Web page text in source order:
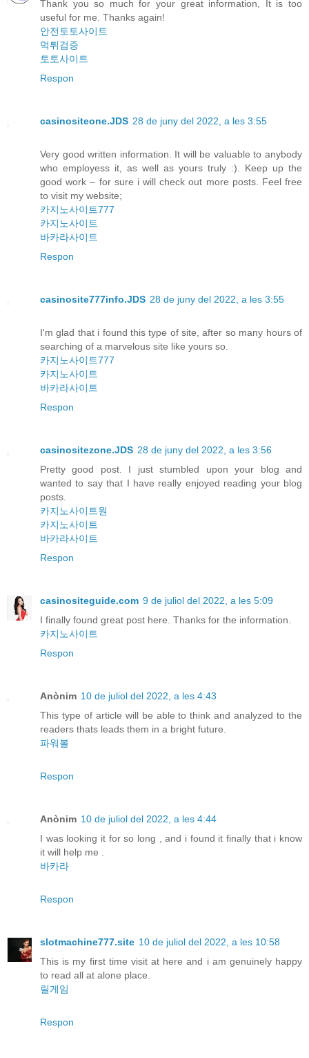
Thank you so much for your great information, It is too
useful for me. Thanks again!
안전토토사이트
먹튀검증
토토사이트
Respon
casinositeone.JDS 28 de juny del 2022, a les 3:55
Very good written information. It will be valuable to anybody
who employess it, as well as yours truly :). Keep up the
good work – for sure i will check out more posts. Feel free
to visit my website;
카지노사이트777
카지노사이트
바카라사이트
Respon
casinosite777info.JDS 28 de juny del 2022, a les 3:55
I'm glad that i found this type of site, after so many hours of
searching of a marvelous site like yours so.
카지노사이트777
카지노사이트
바카라사이트
Respon
casinositezone.JDS 28 de juny del 2022, a les 3:56
Pretty good post. I just stumbled upon your blog and
wanted to say that I have really enjoyed reading your blog
posts.
카지노사이트원
카지노사이트
바카라사이트
Respon
casinositeguide.com 9 de juliol del 2022, a les 5:09
I finally found great post here. Thanks for the information.
카지노사이트
Respon
Anònim 10 de juliol del 2022, a les 4:43
This type of article will be able to think and analyzed to the
readers thats leads them in a bright future.
파워볼
Respon
Anònim 10 de juliol del 2022, a les 4:44
I was looking it for so long , and i found it finally that i know
it will help me .
바카라
Respon
slotmachine777.site 10 de juliol del 2022, a les 10:58
This is my first time visit at here and i am genuinely happy
to read all at alone place.
릴게임
Respon